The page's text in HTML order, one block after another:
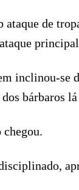
ataque de
inclinou-se
bárbaros
chegou.